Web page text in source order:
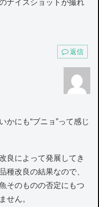
ナイスショットが撮れ
返信
にも“ブニョ”って感じ
良によって発展してき
種改良の結果なので、
そのものの否定にもつ
せん。